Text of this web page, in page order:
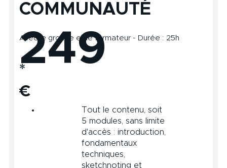
COMMUNAUTÉ
Avec le groupe et le formateur - Durée : 25h
249
*
€
Tout le contenu, soit
5 modules, sans limite
d'accès : introduction,
fondamentaux
techniques,
sketchnoting et